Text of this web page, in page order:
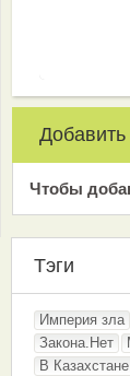
Чтобы
Тэги
Империя зла
Закона.Нет
В Казахстане